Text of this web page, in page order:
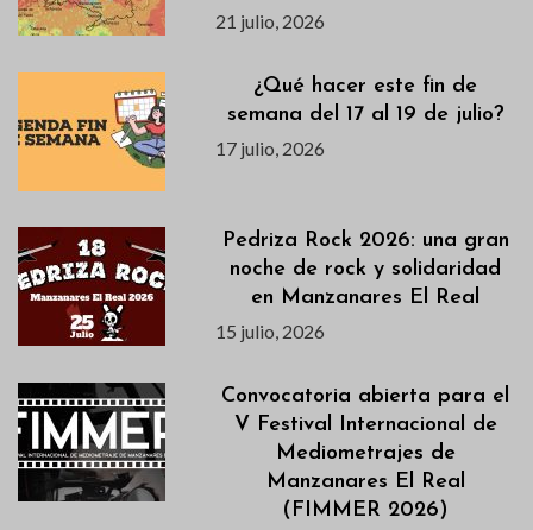
21 julio, 2026
¿Qué hacer este fin de
semana del 17 al 19 de julio?
17 julio, 2026
Pedriza Rock 2026: una gran
noche de rock y solidaridad
en Manzanares El Real
15 julio, 2026
Convocatoria abierta para el
V Festival Internacional de
Mediometrajes de
Manzanares El Real
(FIMMER 2026)